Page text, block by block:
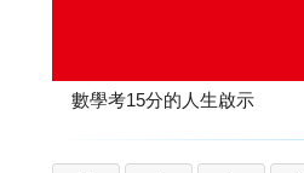
數學考15分的人生啟示